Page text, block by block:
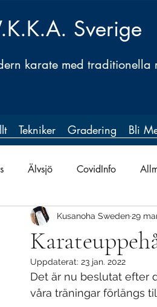
Sverige
karate med traditionella
Tekniker Gradering Bli
Älvsjö CovidInfo
Kusanoha Sweden29
Uppdaterat: 23 jan. 2022
Det är nu beslutat efter
våra träningar förlängs